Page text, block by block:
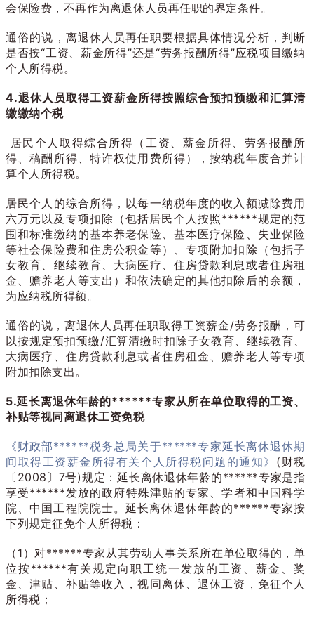
会保险费，不再作为离退休人员再任职的界定条件。
通俗的说，离退休人员再任职要根据具体情况分析，判断
是否按“工资、薪金所得”还是“劳务报酬所得”应税项目缴纳
个人所得税。
4.退休人员取得工资薪金所得按照综合预扣预缴和汇算清
缴缴纳个税
居民个人取得综合所得（工资、薪金所得、劳务报酬所
得、稿酬所得、特许权使用费所得），按纳税年度合并计
算个人所得税。
居民个人的综合所得，以每一纳税年度的收入额减除费用
六万元以及专项扣除（包括居民个人按照******规定的范
围和标准缴纳的基本养老保险、基本医疗保险、失业保险
等社会保险费和住房公积金等）、专项附加扣除（包括子
女教育、继续教育、大病医疗、住房贷款利息或者住房租
金、赡养老人等支出）和依法确定的其他扣除后的余额，
为应纳税所得额。
通俗的说，离退休人员再任职取得工资薪金/劳务报酬，可
以按规定预扣预缴/汇算清缴时扣除子女教育、继续教育、
大病医疗、住房贷款利息或者住房租金、 赡养老人等专项
附加扣除支出。
5.延长离退休年龄的******专家从所在单位取得的工资、
补贴等视同离退休工资免税
《财政部******税务总局关于******专家延长离休退休期
间取得工资薪金所得有关个人所得税问题的通知》 (财税
〔2008〕7号)规定：延长离休退休年龄的******专家是指
享受******发放的政府特殊津贴的专家、学者和中国科学
院、中国工程院院士。延长离休退休年龄的******专家按
下列规定征免个人所得税：
（1）对******专家从其劳动人事关系所在单位取得的，单
位按******有关规定向职工统一发放的工资、薪金、奖
金、津贴、补贴等收入，视同离休、退休工资，免征个人
所得税；